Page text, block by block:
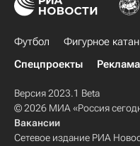
Футбол Фигурное
Спецпроекты
Реклама
Версия 2023.1 Beta
© 2026 МИА «Россия
Вакансии
Сетевое издание РИА